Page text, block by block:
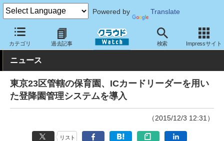
Powered by Translate
カテゴリ 過去記事 検索 Impressサイト
クラウド Watch トピック 導入事例 その他
ニュース
東京23区管轄の保育園、ICカードリーダーを用い
た登降園管理システムを導入
（2015/12/3 12:31）
リスト